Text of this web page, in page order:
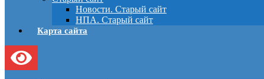
Новости. Старый сайт
НПА. Старый сайт
Карта сайта